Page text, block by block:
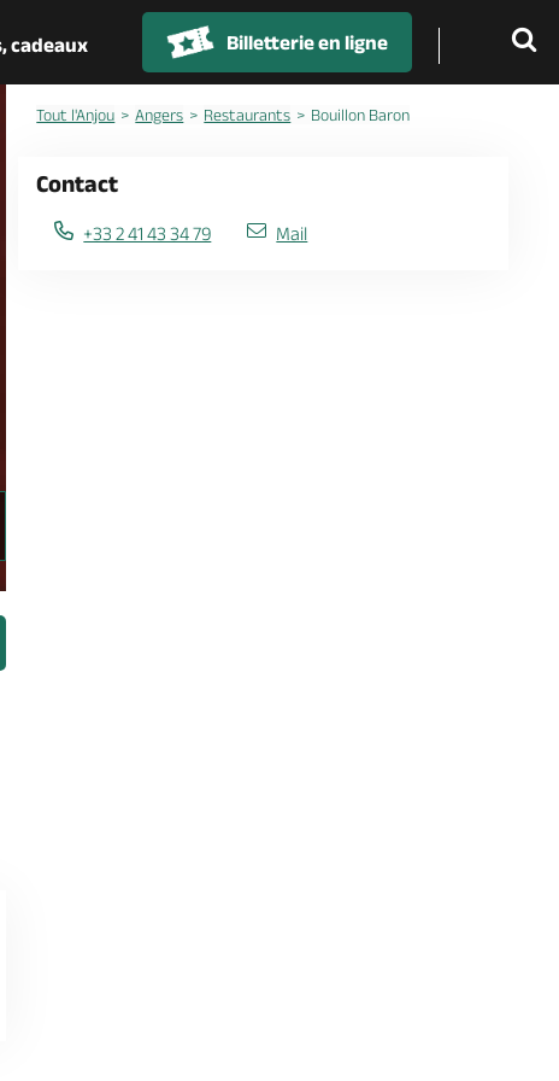
cadeaux Billetterie en ligne
Tout l'Anjou Angers Restaurants Bouillon Baron
Contact
+33 2 41 43 34 79 Mail